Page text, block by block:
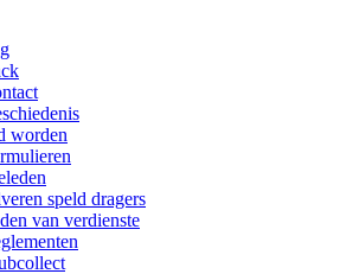
worden
speld dragers
van verdienste